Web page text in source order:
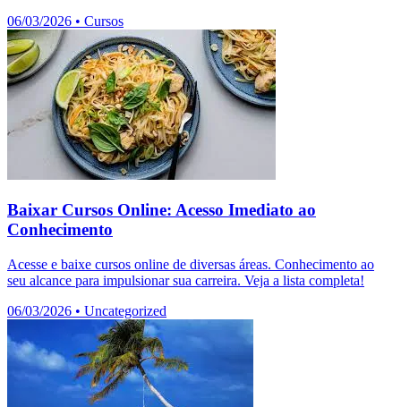
06/03/2026 • Cursos
Baixar Cursos Online: Acesso Imediato ao
Conhecimento
Acesse e baixe cursos online de diversas áreas. Conhecimento ao
seu alcance para impulsionar sua carreira. Veja a lista completa!
06/03/2026 • Uncategorized